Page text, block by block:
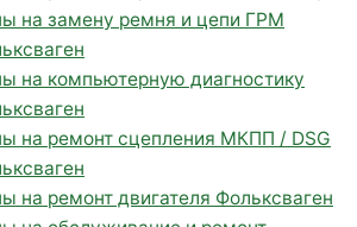
на замену ремня и цепи ГРМ
на компьютерную диагностику
на ремонт сцепления МКПП / DSG
на ремонт двигателя Фольксваген